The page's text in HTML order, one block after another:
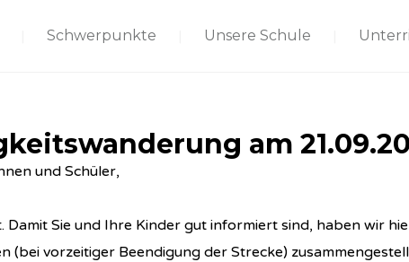
Schwerpunkte Unsere Schule
am
und Schüler,
Sie und Ihre Kinder gut informiert sind, haben wir
vorzeitiger Beendigung der Strecke)